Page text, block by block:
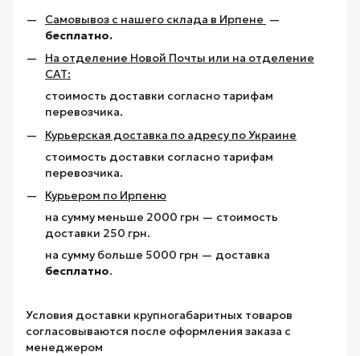
Самовывоз с нашего склада в Ирпене —
бесплатно.
На отделение Новой Почты или на отделение
САТ:
стоимость доставки согласно тарифам
перевозчика.
Курьерская доставка по адресу по Украине
стоимость доставки согласно тарифам
перевозчика.
Курьером по Ирпеню
на сумму меньше 2000 грн — стоимость
доставки 250 грн.
на сумму больше 5000 грн — доставка
бесплатно.
Условия доставки крупногабаритных товаров
согласовываются после оформления заказа с
менеджером